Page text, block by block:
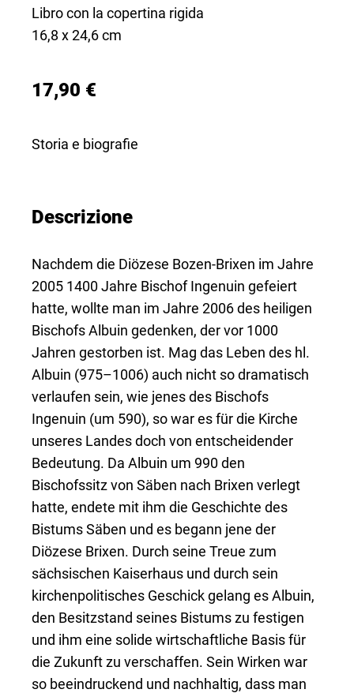
Libro con la copertina rigida
16,8 x 24,6 cm
17,90 €
Storia e biografie
Descrizione
Nachdem die Diözese Bozen-Brixen im Jahre
2005 1400 Jahre Bischof Ingenuin gefeiert
hatte, wollte man im Jahre 2006 des heiligen
Bischofs Albuin gedenken, der vor 1000
Jahren gestorben ist. Mag das Leben des hl.
Albuin (975–1006) auch nicht so dramatisch
verlaufen sein, wie jenes des Bischofs
Ingenuin (um 590), so war es für die Kirche
unseres Landes doch von entscheidender
Bedeutung. Da Albuin um 990 den
Bischofssitz von Säben nach Brixen verlegt
hatte, endete mit ihm die Geschichte des
Bistums Säben und es begann jene der
Diözese Brixen. Durch seine Treue zum
sächsischen Kaiserhaus und durch sein
kirchenpolitisches Geschick gelang es Albuin,
den Besitzstand seines Bistums zu festigen
und ihm eine solide wirtschaftliche Basis für
die Zukunft zu verschaffen. Sein Wirken war
so beeindruckend und nachhaltig, dass man